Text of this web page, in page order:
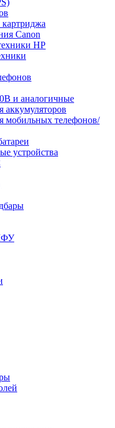
картриджа
Canon
HP
и аналогичные
аккумуляторов
мобильных телефонов/
устройства